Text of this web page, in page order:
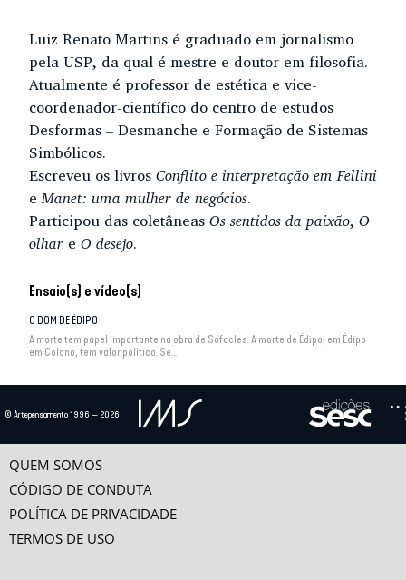
Ensaio(s) e vídeo(s)
O DOM DE ÉDIPO
A morte tem papel importante na obra de Sófocles. A morte de Édipo, em Édipo
em Colono, tem valor político. Se...
Desde o início, pela via dos relatos transgressivos em que se multiplicam as
figuras eróticas, observa-se a...
A ATIVIDADE DO ESPECTADOR
A divergência de olhares é o tema de Roma de Fellini (1971), filme que mistura
Luiz Renato Martins é graduado em jornalismo
pela USP, da qual é mestre e doutor em filosofia.
Atualmente é professor de estética e vice-
coordenador-científico do centro de estudos
Desformas – Desmanche e Formação de Sistemas
Simbólicos.
Escreveu os livros Conflito e interpretação em Fellini
eManet: uma mulher de negócios.
Participou das coletâneas Os sentidos da paixão, O
olhar e O desejo.
© Artepensamento 1996 — 2026
QUEM SOMOS
CÓDIGO DE CONDUTA
POLÍTICA DE PRIVACIDADE
TERMOS DE USO